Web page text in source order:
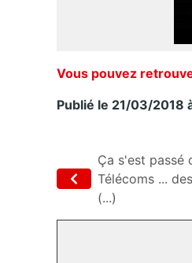
Vous pouvez
Publié le 21/03/2018
Ça s'est passé
Télécoms ...
(...)